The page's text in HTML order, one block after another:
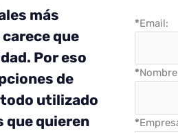
más
que
Por eso
de
utilizado
que quieren
*Email:
*
*